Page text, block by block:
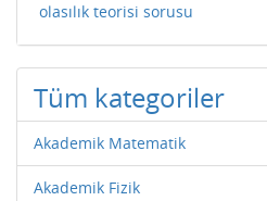
olasılık teorisi sorusu
Tüm kategoriler
Akademik Matematik
Akademik Fizik